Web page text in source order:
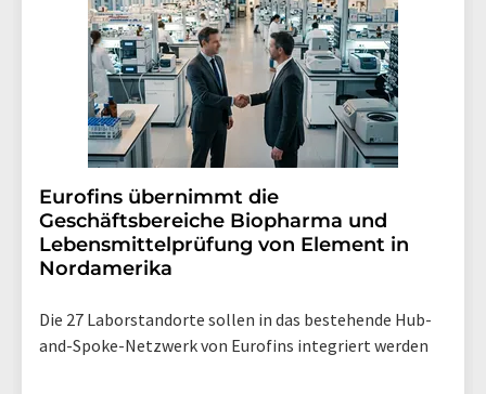
Eurofins übernimmt die
Geschäftsbereiche Biopharma und
Lebensmittelprüfung von Element in
Nordamerika
Die 27 Laborstandorte sollen in das bestehende Hub-
and-Spoke-Netzwerk von Eurofins integriert werden